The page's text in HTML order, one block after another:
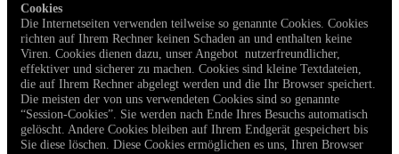
Cookies
Die Internetseiten verwenden teilweise so genannte Cookies. Cookies
richten auf Ihrem Rechner keinen Schaden an und enthalten keine
Viren. Cookies dienen dazu, unser Angebot nutzerfreundlicher,
effektiver und sicherer zu machen. Cookies sind kleine Textdateien,
die auf Ihrem Rechner abgelegt werden und die Ihr Browser speichert.
Die meisten der von uns verwendeten Cookies sind so genannte
“Session-Cookies”. Sie werden nach Ende Ihres Besuchs automatisch
gelöscht. Andere Cookies bleiben auf Ihrem Endgerät gespeichert bis
Sie diese löschen. Diese Cookies ermöglichen es uns, Ihren Browser